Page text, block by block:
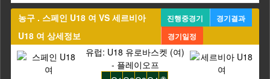
농구 . 스페인 U18 여 VS 세르비아
U18 여 상세정보
진행중경기
경기결과
경기일정
유럽: U18 유로바스켓 (여)
- 플레이오프